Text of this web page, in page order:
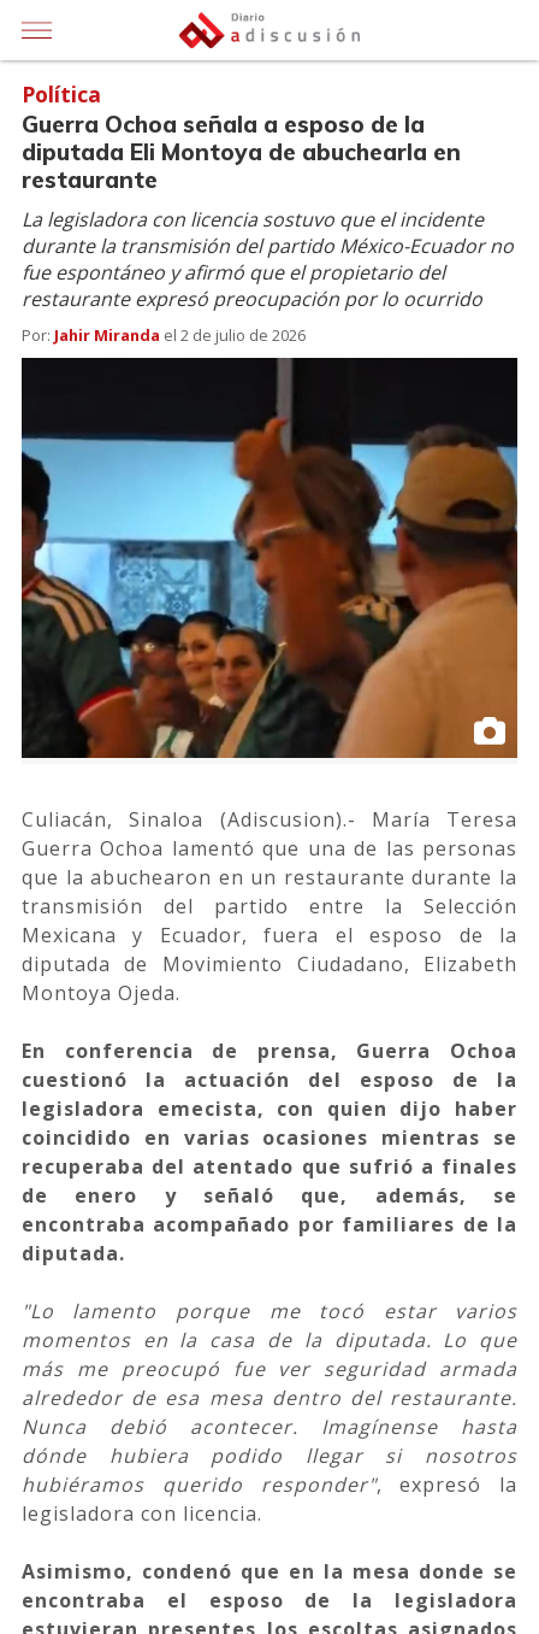
Política
Guerra Ochoa señala a esposo de la
diputada Eli Montoya de abuchearla en
restaurante
La legisladora con licencia sostuvo que el incidente
durante la transmisión del partido México-Ecuador no
fue espontáneo y afirmó que el propietario del
restaurante expresó preocupación por lo ocurrido
Por: Jahir Miranda el 2 de julio de 2026
Culiacán, Sinaloa (Adiscusion).- María Teresa
Guerra Ochoa lamentó que una de las personas
que la abuchearon en un restaurante durante la
transmisión del partido entre la Selección
Mexicana y Ecuador, fuera el esposo de la
diputada de Movimiento Ciudadano, Elizabeth
Montoya Ojeda.
En conferencia de prensa, Guerra Ochoa
cuestionó la actuación del esposo de la
legisladora emecista, con quien dijo haber
coincidido en varias ocasiones mientras se
recuperaba del atentado que sufrió a finales
de enero y señaló que, además, se
encontraba acompañado por familiares de la
diputada.
"Lo lamento porque me tocó estar varios
momentos en la casa de la diputada. Lo que
más me preocupó fue ver seguridad armada
alrededor de esa mesa dentro del restaurante.
Nunca debió acontecer. Imagínense hasta
dónde hubiera podido llegar si nosotros
hubiéramos querido responder", expresó la
legisladora con licencia.
Asimismo, condenó que en la mesa donde se
encontraba el esposo de la legisladora
estuvieran presentes los escoltas asignados